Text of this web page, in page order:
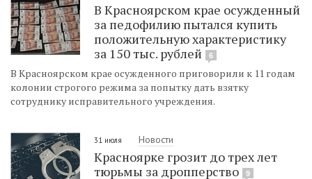
В Красноярском крае осужденный
за педофилию пытался купить
положительную характеристику
за 150 тыс. рублей
6
В Красноярском крае осужденного приговорили к 11 годам
колонии строгого режима за попытку дать взятку
сотруднику исправительного учреждения.
31 июля Новости
Красноярке грозит до трех лет
тюрьмы за дропперство
9